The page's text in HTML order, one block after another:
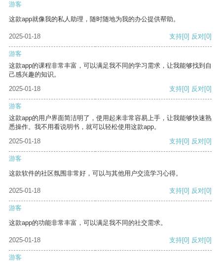
游客
这款app就像我的私人助理，随时随地为我的办公提供帮助。
2025-01-18 支持[0] 反对[0]
游客
这款app的课程非常丰富，可以满足我不同的学习需求，让我能够找到自
己感兴趣的知识。
2025-01-18
支持[0] 反对[0]
游客
这款app的用户界面简洁明了，使用起来非常容易上手，让我能够快速熟
悉操作。我不用看说明书，就可以轻松使用这款app。
2025-01-18
支持[0] 反对[0]
游客
这款软件的社区氛围非常好，可以与其他用户交流学习心得。
2025-01-18 支持[0] 反对[0]
游客
这款app的功能非常丰富，可以满足我不同的社交需求。
2025-01-18 支持[0] 反对[0]
游客